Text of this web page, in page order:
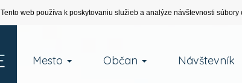
Tento web používa k poskytovaniu služieb a analýze návštevnosti
Mesto Občan Návštevník